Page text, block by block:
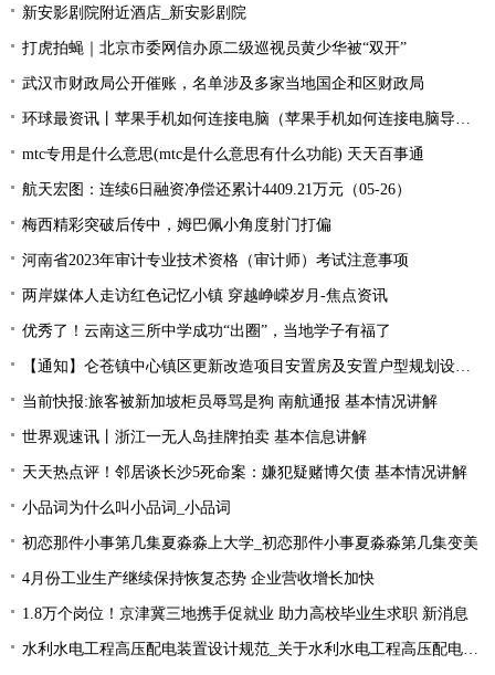
新安影剧院附近酒店_新安影剧院
打虎拍蝇｜北京市委网信办原二级巡视员黄少华被“双开”
武汉市财政局公开催账，名单涉及多家当地国企和区财政局
环球最资讯丨苹果手机如何连接电脑（苹果手机如何连接电脑导出照片）
mtc专用是什么意思(mtc是什么意思有什么功能) 天天百事通
航天宏图：连续6日融资净偿还累计4409.21万元（05-26）
梅西精彩突破后传中，姆巴佩小角度射门打偏
河南省2023年审计专业技术资格（审计师）考试注意事项
两岸媒体人走访红色记忆小镇 穿越峥嵘岁月-焦点资讯
优秀了！云南这三所中学成功“出圈”，当地学子有福了
【通知】仑苍镇中心镇区更新改造项目安置房及安置户型规划设计征求意见... 天天快资讯
当前快报:旅客被新加坡柜员辱骂是狗 南航通报 基本情况讲解
世界观速讯丨浙江一无人岛挂牌拍卖 基本信息讲解
天天热点评！邻居谈长沙5死命案：嫌犯疑赌博欠债 基本情况讲解
小品词为什么叫小品词_小品词
初恋那件小事第几集夏淼淼上大学_初恋那件小事夏淼淼第几集变美
4月份工业生产继续保持恢复态势 企业营收增长加快
1.8万个岗位！京津冀三地携手促就业 助力高校毕业生求职 新消息
水利水电工程高压配电装置设计规范_关于水利水电工程高压配电装置设计规范简述-今头条